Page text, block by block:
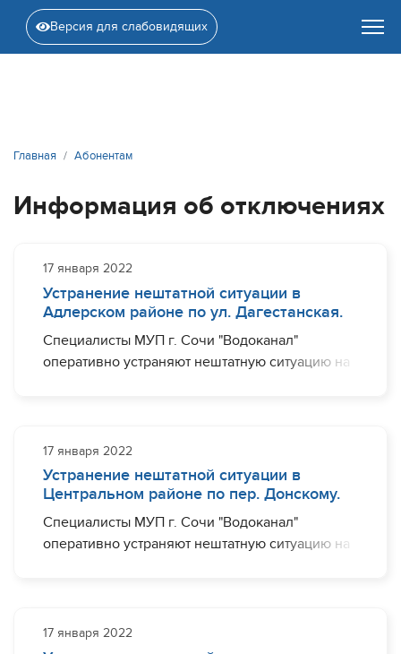
Версия для слабовидящих
Главная Абонентам
Информация об отключениях
Устранение нештатной ситуации в
Адлерском районе по ул. Дагестанская.
17 января 2022
Специалисты МУП г. Сочи "Водоканал"
оперативно устраняют нештатную ситуацию на
наблюдаться (частично) по ул. Дагестанская.
Необходимый комплекс работ планируется
завершить ориентировочно до 20:00.
Устранение нештатной ситуации в
Центральном районе по пер. Донскому.
17 января 2022
Специалисты МУП г. Сочи "Водоканал"
оперативно устраняют нештатную ситуацию на
по пер. Донскому.
17 января 2022